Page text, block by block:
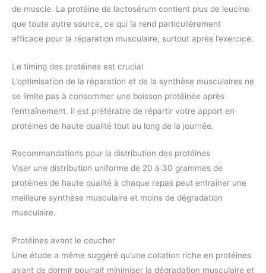
de muscle. La protéine de lactosérum contient plus de leucine
que toute autre source, ce qui la rend particulièrement
efficace pour la réparation musculaire, surtout après l’exercice.
Le timing des protéines est crucial
L’optimisation de la réparation et de la synthèse musculaires ne
se limite pas à consommer une boisson protéinée après
l’entraînement. Il est préférable de répartir votre apport en
protéines de haute qualité tout au long de la journée.
Recommandations pour la distribution des protéines
Viser une distribution uniforme de 20 à 30 grammes de
protéines de haute qualité à chaque repas peut entraîner une
meilleure synthèse musculaire et moins de dégradation
musculaire.
Protéines avant le coucher
Une étude a même suggéré qu’une collation riche en protéines
avant de dormir pourrait minimiser la dégradation musculaire et